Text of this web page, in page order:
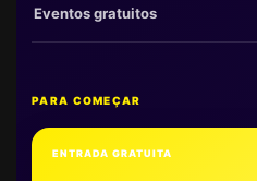
Eventos gratuitos
PARA COMEÇAR
ENTRADA GRATUITA